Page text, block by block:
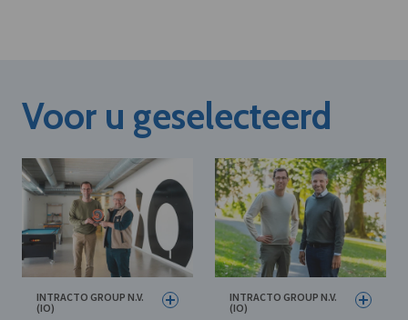
Voor u geselecteerd
INTRACTO GROUP N.V.
(IO)
INTRACTO GROUP N.V.
(IO)